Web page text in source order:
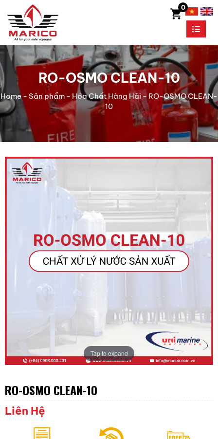
0
RO-OSMO CLEAN-10
Home- Sản phẩm - Hóa Chất Hàng Hải-RO-OSMO CLEAN-
10
Tap to expand
RO-OSMO CLEAN-10
Liên Hệ